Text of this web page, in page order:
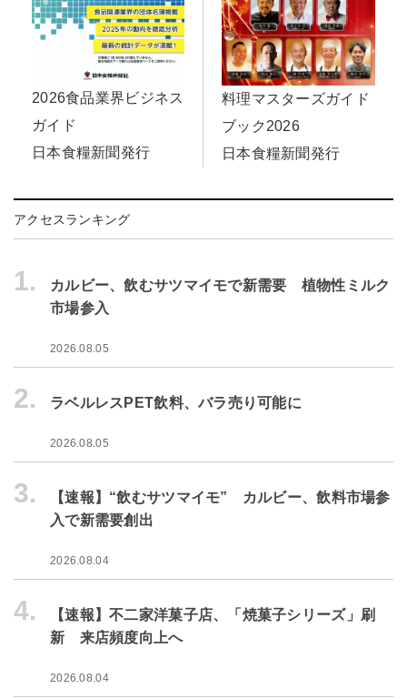
2026食品業界ビジネス
ガイド
日本食糧新聞発行
料理マスターズガイド
ブック2026
日本食糧新聞発行
アクセスランキング
1.
カルビー、飲むサツマイモで新需要 植物性ミルク
市場参入
2026.08.05
2. ラベルレスPET飲料、バラ売り可能に
2026.08.05
3.
【速報】“飲むサツマイモ” カルビー、飲料市場参
入で新需要創出
2026.08.04
4.
【速報】不二家洋菓子店、「焼菓子シリーズ」刷
新 来店頻度向上へ
2026.08.04